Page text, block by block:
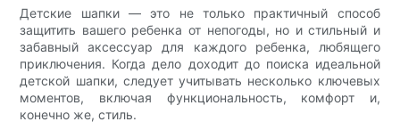
Детские шапки — это не только практичный способ
защитить вашего ребенка от непогоды, но и стильный и
забавный аксессуар для каждого ребенка, любящего
приключения. Когда дело доходит до поиска идеальной
детской шапки, следует учитывать несколько ключевых
моментов, включая функциональность, комфорт и,
конечно же, стиль.